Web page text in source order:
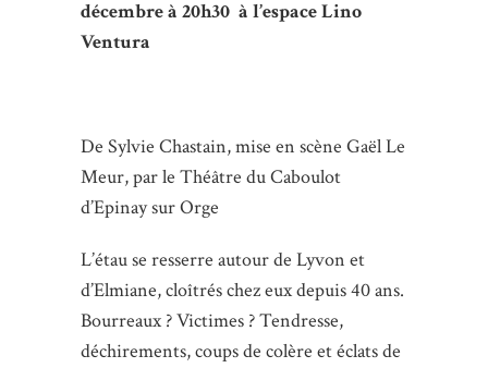
décembre à 20h30 à l’espace Lino
Ventura
De Sylvie Chastain, mise en scène Gaël Le
Meur, par le Théâtre du Caboulot
d’Epinay sur Orge
L’étau se resserre autour de Lyvon et
d’Elmiane, cloîtrés chez eux depuis 40 ans.
Bourreaux ? Victimes ? Tendresse,
déchirements, coups de colère et éclats de